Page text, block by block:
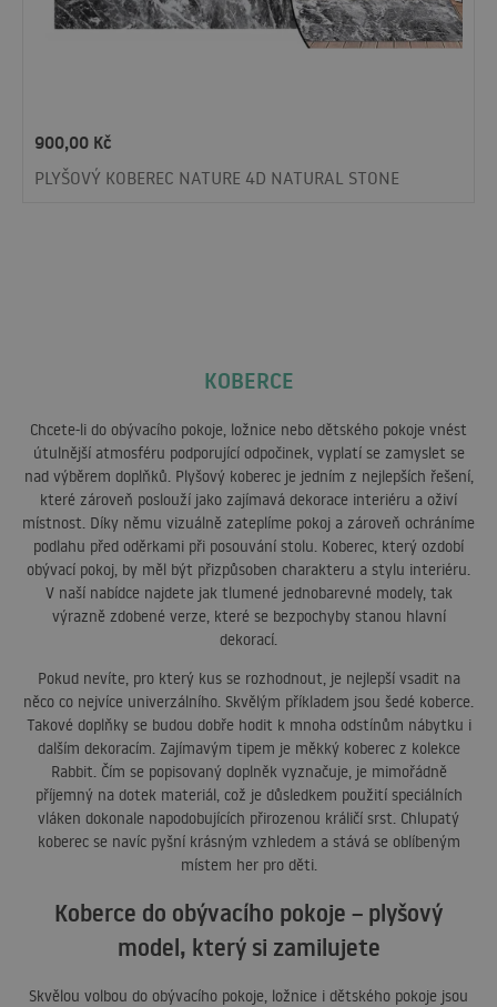
900,00 Kč
PLYŠOVÝ KOBEREC NATURE 4D NATURAL STONE
KOBERCE
Chcete-li do obývacího pokoje, ložnice nebo dětského pokoje vnést
útulnější atmosféru podporující odpočinek, vyplatí se zamyslet se
nad výběrem doplňků. Plyšový koberec je jedním z nejlepších řešení,
které zároveň poslouží jako zajímavá dekorace interiéru a oživí
místnost. Díky němu vizuálně zateplíme pokoj a zároveň ochráníme
podlahu před oděrkami při posouvání stolu. Koberec, který ozdobí
obývací pokoj, by měl být přizpůsoben charakteru a stylu interiéru.
V naší nabídce najdete jak tlumené jednobarevné modely, tak
výrazně zdobené verze, které se bezpochyby stanou hlavní
dekorací.
Pokud nevíte, pro který kus se rozhodnout, je nejlepší vsadit na
něco co nejvíce univerzálního. Skvělým příkladem jsou šedé koberce.
Takové doplňky se budou dobře hodit k mnoha odstínům nábytku i
dalším dekoracím. Zajímavým tipem je měkký koberec z kolekce
Rabbit. Čím se popisovaný doplněk vyznačuje, je mimořádně
příjemný na dotek materiál, což je důsledkem použití speciálních
vláken dokonale napodobujících přirozenou králičí srst. Chlupatý
koberec se navíc pyšní krásným vzhledem a stává se oblíbeným
místem her pro děti.
Koberce do obývacího pokoje – plyšový
model, který si zamilujete
Skvělou volbou do obývacího pokoje, ložnice i dětského pokoje jsou